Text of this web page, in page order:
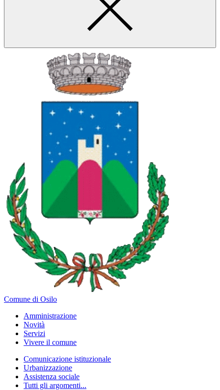
Comune di Osilo
Amministrazione
Novità
Servizi
Vivere il comune
Comunicazione istituzionale
Urbanizzazione
Assistenza sociale
Tutti gli argomenti...